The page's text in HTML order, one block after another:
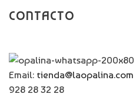
CONTACTO
Email: tienda@laopalina.com
928 28 32 28